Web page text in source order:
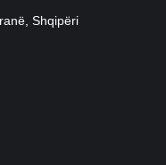
Shqipëri